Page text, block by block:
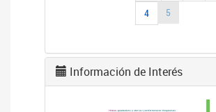
4
5
Información de Interés